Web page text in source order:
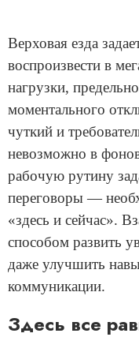
Верховая езда
воспроизвести в
нагрузки,
моментального
чуткий и
невозможно в
рабочую рутину
переговоры —
«здесь и сейчас».
способом развить
даже улучшить
коммуникации.
Здесь все